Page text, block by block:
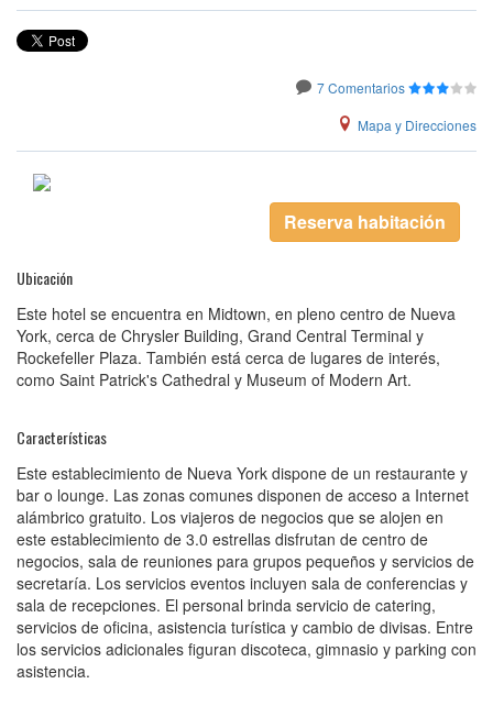
7 Comentarios
Mapa y Direcciones
Reserva habitación
Ubicación
Este hotel se encuentra en Midtown, en pleno centro de Nueva
York, cerca de Chrysler Building, Grand Central Terminal y
Rockefeller Plaza. También está cerca de lugares de interés,
como Saint Patrick's Cathedral y Museum of Modern Art.
Características
Este establecimiento de Nueva York dispone de un restaurante y
bar o lounge. Las zonas comunes disponen de acceso a Internet
alámbrico gratuito. Los viajeros de negocios que se alojen en
este establecimiento de 3.0 estrellas disfrutan de centro de
negocios, sala de reuniones para grupos pequeños y servicios de
secretaría. Los servicios eventos incluyen sala de conferencias y
sala de recepciones. El personal brinda servicio de catering,
servicios de oficina, asistencia turística y cambio de divisas. Entre
los servicios adicionales figuran discoteca, gimnasio y parking con
asistencia.